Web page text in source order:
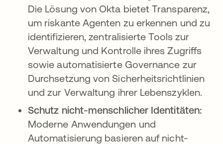
Die Lösung von Okta bietet Transparenz,
um riskante Agenten zu erkennen und zu
identifizieren, zentralisierte Tools zur
Verwaltung und Kontrolle ihres Zugriffs
sowie automatisierte Governance zur
Durchsetzung von Sicherheitsrichtlinien
und zur Verwaltung ihrer Lebenszyklen.
Schutz nicht-menschlicher Identitäten:
Moderne Anwendungen und
Automatisierung basieren auf nicht-